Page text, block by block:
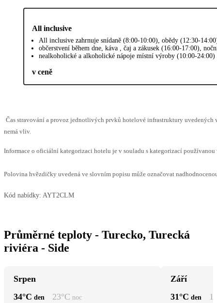
All inclusive
All inclusive zahrnuje snídaně (8:00-10:00), obědy (12:30-
občerstvení během dne, káva , čaj a zákusek (16:00-17:00),
nealkoholické a alkoholické nápoje místní výroby (10:00-24:00)
v ceně
Čas stravování a provoz jednotlivých prvků hotelové infrastruktury uvedených
nemá vliv.
Informace o oficiální kategorizaci hotelu je v souladu s kategorizací
Polovina hvězdičky uvedená ve slovním popisu může označovat
Kód nabídky: AYT2CLM
Průměrné teploty - Turecko, Turecká
riviéra - Side
Srpen
34°C den 23°C noc
Září
31°C den